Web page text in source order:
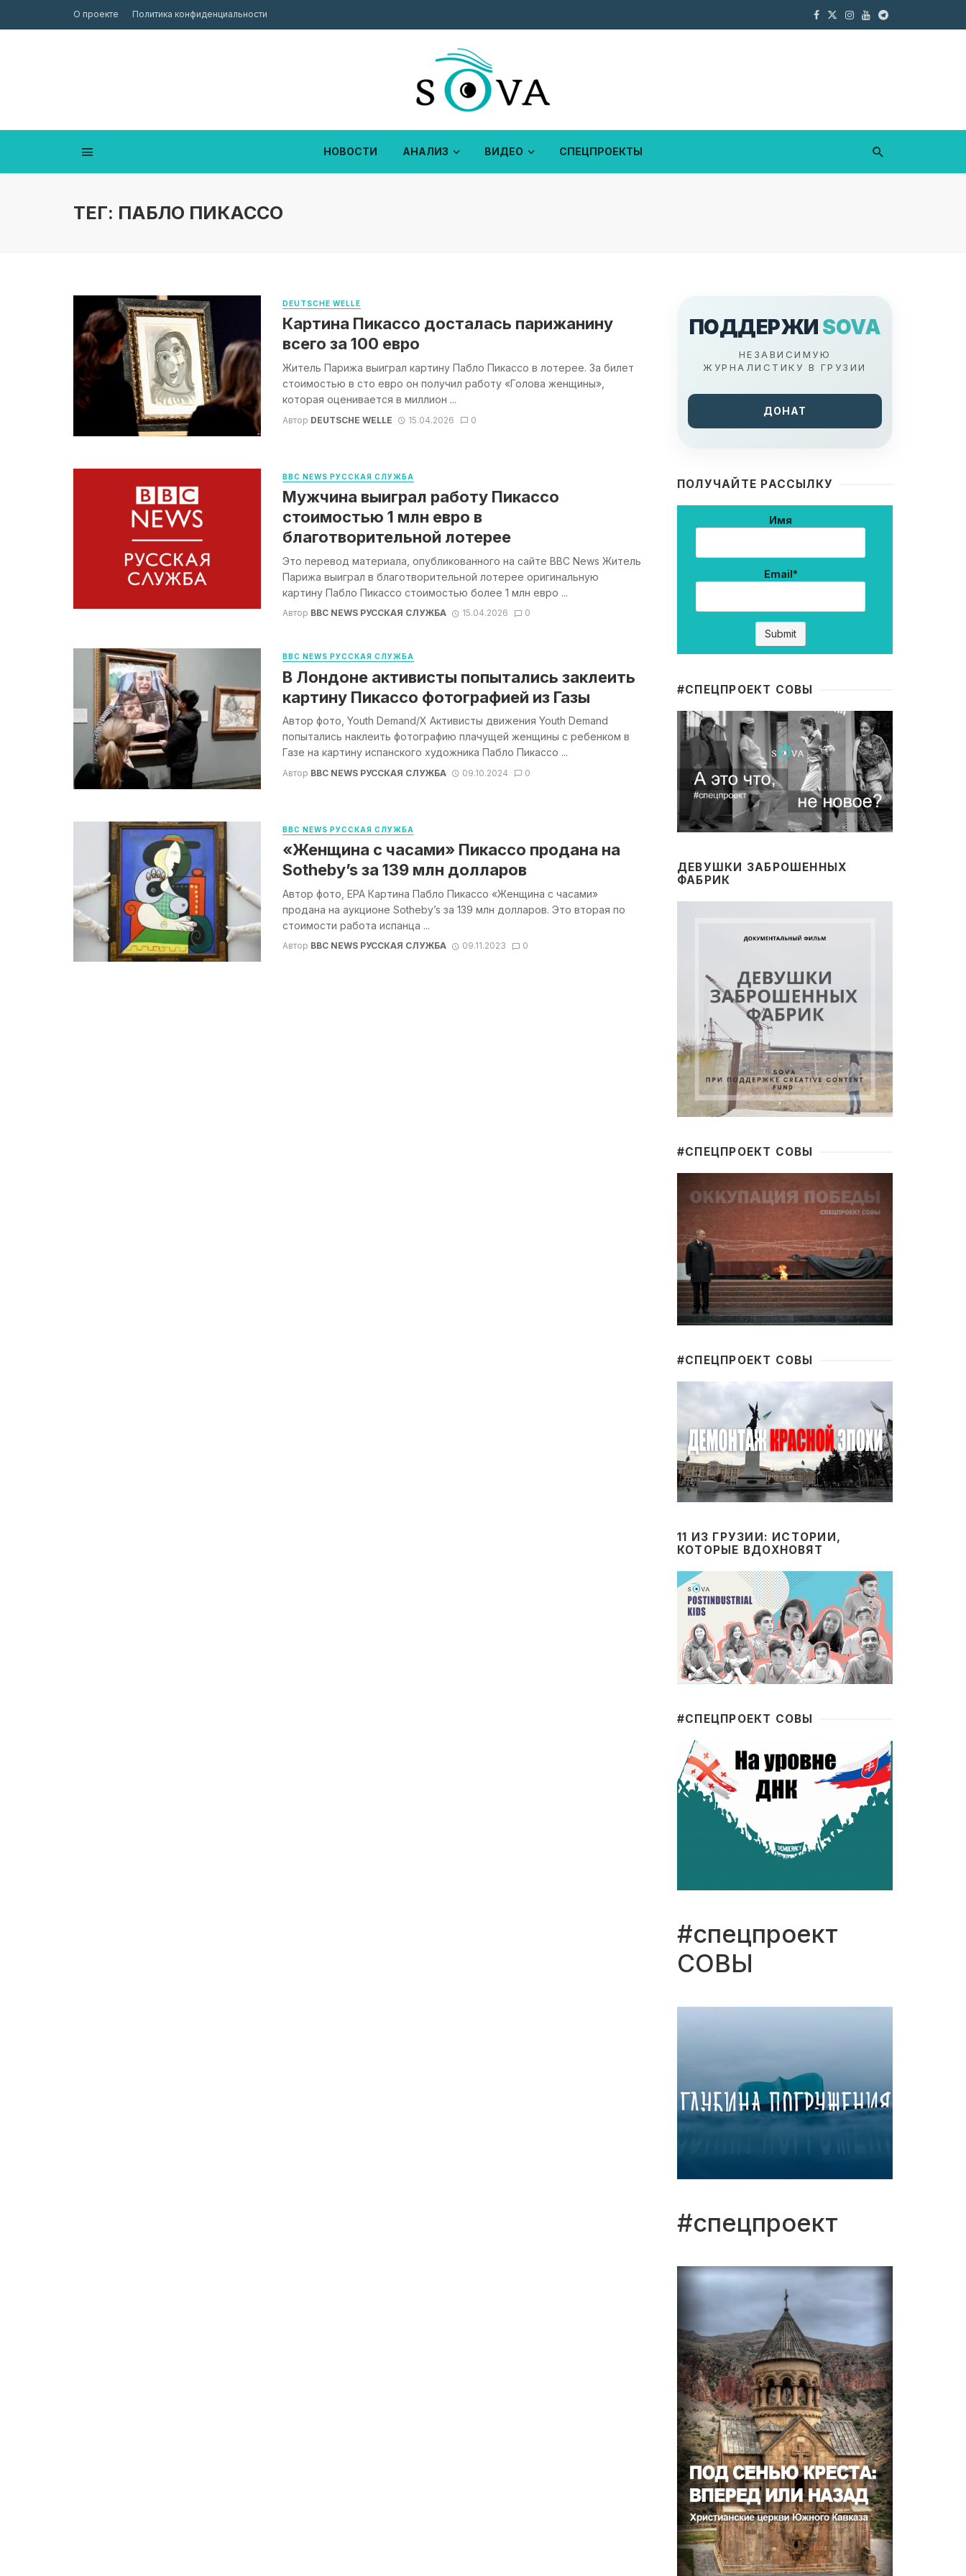
О проекте Политика конфиденциальности
НОВОСТИ АНАЛИЗ ВИДЕО СПЕЦПРОЕКТЫ
ТЕГ: ПАБЛО ПИКАССО
DEUTSCHE WELLE
Картина Пикассо досталась парижанину
всего за 100 евро
Житель Парижа выиграл картину Пабло Пикассо в лотерее. За билет
стоимостью в сто евро он получил работу «Голова женщины»,
которая оценивается в миллион ...
Автор DEUTSCHE WELLE 15.04.2026 0
BBC NEWS РУССКАЯ СЛУЖБА
Мужчина выиграл работу Пикассо
стоимостью 1 млн евро в
благотворительной лотерее
Это перевод материала, опубликованного на сайте BBC News Житель
Парижа выиграл в благотворительной лотерее оригинальную
картину Пабло Пикассо стоимостью более 1 млн евро ...
Автор BBC NEWS РУССКАЯ СЛУЖБА 15.04.2026 0
BBC NEWS РУССКАЯ СЛУЖБА
В Лондоне активисты попытались заклеить
картину Пикассо фотографией из Газы
Автор фото, Youth Demand/X Активисты движения Youth Demand
попытались наклеить фотографию плачущей женщины с ребенком в
Газе на картину испанского художника Пабло Пикассо ...
Автор BBC NEWS РУССКАЯ СЛУЖБА 09.10.2024 0
BBC NEWS РУССКАЯ СЛУЖБА
«Женщина с часами» Пикассо продана на
Sotheby’s за 139 млн долларов
Автор фото, EPA Картина Пабло Пикассо «Женщина с часами»
продана на аукционе Sotheby’s за 139 млн долларов. Это вторая по
стоимости работа испанца ...
Автор BBC NEWS РУССКАЯ СЛУЖБА 09.11.2023 0
ПОДДЕРЖИ SOVA
НЕЗАВИСИМУЮ
ЖУРНАЛИСТИКУ В ГРУЗИИ
ДОНАТ
ПОЛУЧАЙТЕ РАССЫЛКУ
Имя
Email*
#CПЕЦПРОЕКТ СОВЫ
ДЕВУШКИ ЗАБРОШЕННЫХ
ФАБРИК
#CПЕЦПРОЕКТ СОВЫ
#CПЕЦПРОЕКТ СОВЫ
11 ИЗ ГРУЗИИ: ИСТОРИИ,
КОТОРЫЕ ВДОХНОВЯТ
#CПЕЦПРОЕКТ СОВЫ
#спецпроект
СОВЫ
#спецпроект